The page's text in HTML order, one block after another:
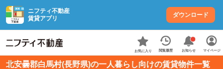
ニフティ不動産
賃貸アプリ
ダウンロード
お気に入り 閲覧履歴 お知らせ マイページ
北安曇郡白馬村(長野県)の一人暮らし向けの賃貸物件一覧